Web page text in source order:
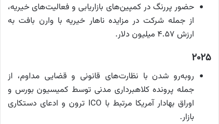
حضور پررنگ در کمپین‌های بازاریابی و فعالیت‌های خیریه،
از جمله شرکت در مزایده ناهار خیریه با وارن بافت به
ارزش ۴.۵۷ میلیون دلار.
۲۰۲۵
روبه‌رو شدن با نظارت‌های قانونی و قضایی مداوم، از
جمله پرونده کلاهبرداری مدنی توسط کمیسیون بورس و
اوراق بهادار آمریکا مرتبط با ICO ترون و ادعای دستکاری
بازار.